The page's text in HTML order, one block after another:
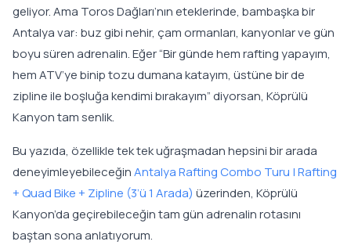
geliyor. Ama Toros Dağları’nın eteklerinde, bambaşka bir
Antalya var: buz gibi nehir, çam ormanları, kanyonlar ve gün
boyu süren adrenalin. Eğer “Bir günde hem rafting yapayım,
hem ATV’ye binip tozu dumana katayım, üstüne bir de
zipline ile boşluğa kendimi bırakayım” diyorsan, Köprülü
Kanyon tam senlik.
Bu yazıda, özellikle tek tek uğraşmadan hepsini bir arada
deneyimleyebileceğinAntalya Rafting Combo Turu | Rafting
+ Quad Bike + Zipline (3’ü 1 Arada) üzerinden, Köprülü
Kanyon’da geçirebileceğin tam gün adrenalin rotasını
baştan sona anlatıyorum.